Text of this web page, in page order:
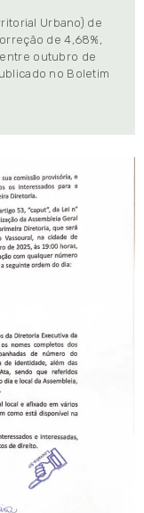
Urbano) de
de 4,68%,
outubro de
no Boletim